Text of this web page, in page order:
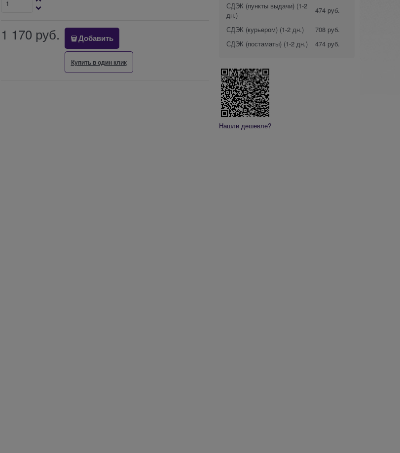
1 170 руб. Добавить
Купить в один клик
СДЭК (пункты выдачи) (1-2
дн.)
474 руб.
СДЭК (курьером) (1-2 дн.)
708 руб.
СДЭК (постаматы) (1-2 дн.) 474 руб.
Нашли дешевле?